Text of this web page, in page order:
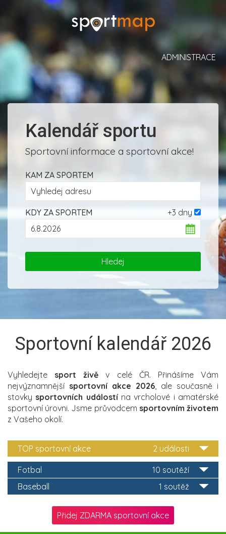
ADMINISTRACE
Kalendář sportu
Sportovní informace a sportovní akce!
KAM ZA SPORTEM
+3 dny
KDY ZA SPORTEM
Sportovní kalendář 2026
Vyhledejte sport živě v celé ČR. Přinášíme Vám
nejvýznamnější sportovní akce 2026, ale současně i
stovky sportovních událostína vrcholové i amatérské
sportovní úrovni. Jsme průvodcem sportovním životem
z Vašeho okolí.
2 události
TOP sportovní akce
10 soutěží
Fotbal
1 soutěž
Baseball
Přidej ZDARMA sportovní akce